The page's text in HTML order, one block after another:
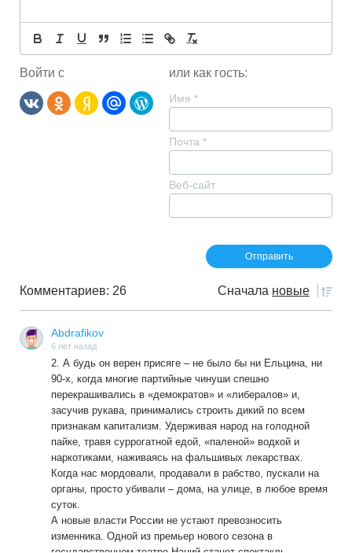
Войти с или как гость:
Имя *
Почта *
Веб-сайт
Комментариев: 26 Сначала новые
Abdrafikov
6 лет назад
2. А будь он верен присяге – не было бы ни Ельцина, ни
90-х, когда многие партийные чинуши спешно
перекрашивались в «демократов» и «либералов» и,
засучив рукава, принимались строить дикий по всем
признакам капитализм. Удерживая народ на голодной
пайке, травя суррогатной едой, «паленой» водкой и
наркотиками, наживаясь на фальшивых лекарствах.
Когда нас мордовали, продавали в рабство, пускали на
органы, просто убивали – дома, на улице, в любое время
суток.
А новые власти России не устают превозносить
изменника. Одной из премьер нового сезона в